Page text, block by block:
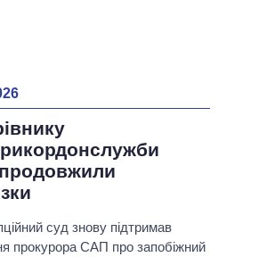
суд знову підтримав
прокурора САП про запобіжний